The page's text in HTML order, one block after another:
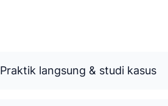
Praktik langsung & studi kasus